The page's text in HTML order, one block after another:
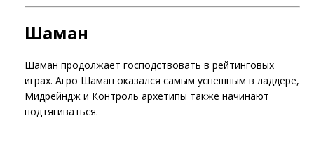
Шаман
Шаман продолжает господствовать в рейтинговых
играх. Агро Шаман оказался самым успешным в ладдере,
Мидрейндж и Контроль архетипы также начинают
подтягиваться.